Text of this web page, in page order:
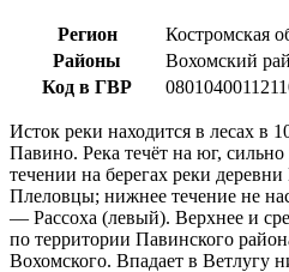
Регион
Костромская
Районы
Вохомский
Код в ГВР
Исток реки находится в лесах в
Павино. Река течёт на юг,
течении на берегах реки
Плеловцы; нижнее течение не
— Рассоха (левый). Верхнее и
по территории Павинского
Вохомского. Впадает в Ветлугу